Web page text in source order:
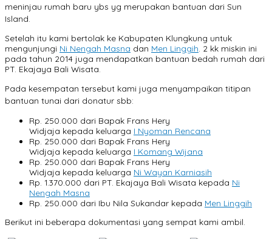
meninjau rumah baru ybs yg merupakan bantuan dari Sun
Island.
Setelah itu kami bertolak ke Kabupaten Klungkung untuk
mengunjungi Ni Nengah Masna dan Men Linggih. 2 kk miskin ini
pada tahun 2014 juga mendapatkan bantuan bedah rumah dari
PT. Ekajaya Bali Wisata.
Pada kesempatan tersebut kami juga menyampaikan titipan
bantuan tunai dari donatur sbb:
Rp. 250.000 dari Bapak Frans Hery
Widjaja kepada keluarga I Nyoman Rencana
Rp. 250.000 dari Bapak Frans Hery
Widjaja kepada keluarga I Komang Wijana
Rp. 250.000 dari Bapak Frans Hery
Widjaja kepada keluarga Ni Wayan Karniasih
Rp. 1.370.000 dari PT. Ekajaya Bali Wisata kepada Ni
Nengah Masna
Rp. 250.000 dari Ibu Nila Sukandar kepada Men Linggih
Berikut ini beberapa dokumentasi yang sempat kami ambil.